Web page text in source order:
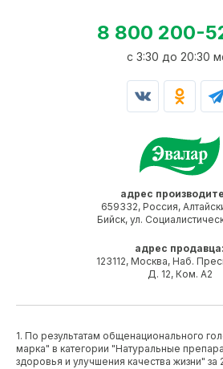
адрес
659332, Россия,
Бийск, ул.
адрес продавца:
123112, Москва, Наб.
Д. 12, Ком. А2
8 800 200-
c 3:30 до 20:30
1. По результатам общенационального
марка" в категории "Натуральные
здоровья и улучшения качества жизни" за